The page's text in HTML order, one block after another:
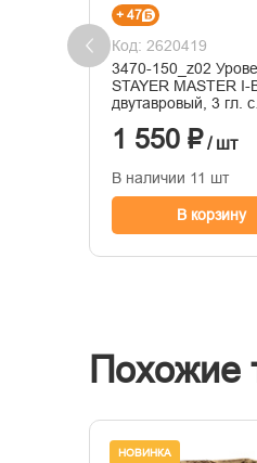
+ 47
Код: 2620419
3470-150_z02
STAYER MASTER I-
двутавровый, 3 гл. с
1 550 ₽ / шт
В наличии 11 шт
В корзину
Похожие
НОВИНКА